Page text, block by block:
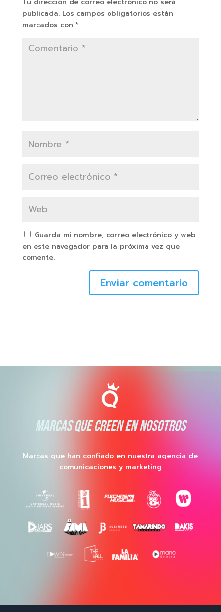
Tu dirección de correo electrónico no será
publicada. Los campos obligatorios están
marcados con *
Guarda mi nombre, correo electrónico y web
en este navegador para la próxima vez que
comente.
Enviar comentario
MARCAS QUE CREEN EN NOSOTROS
Marcas que han confiado en nuestra agencia de
comunicaciones y marketing